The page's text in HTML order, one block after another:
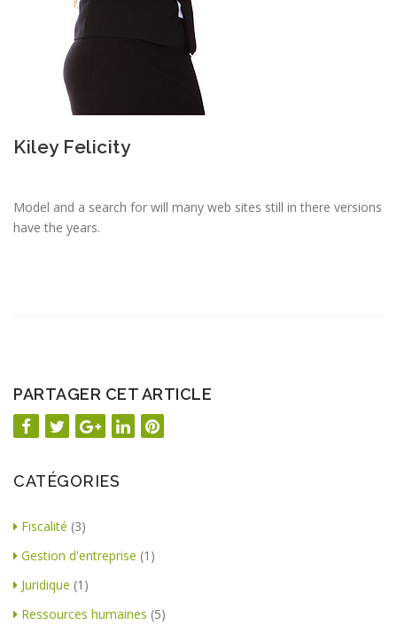
Kiley Felicity
Model and a search for will many web sites still in there versions
have the years.
PARTAGER CET ARTICLE
CATÉGORIES
Fiscalité (3)
Gestion d'entreprise (1)
Juridique (1)
Ressources humaines (5)